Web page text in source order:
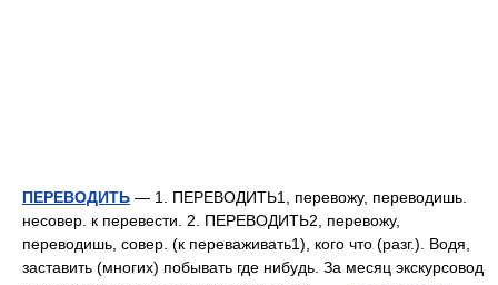
ПЕРЕВОДИТЬ — 1. ПЕРЕВОДИТЬ1, перевожу, переводишь.
несовер. к перевести. 2. ПЕРЕВОДИТЬ2, перевожу,
переводишь, совер. (к переваживать1), кого что (разг.). Водя,
заставить (многих) побывать где нибудь. За месяц экскурсовод